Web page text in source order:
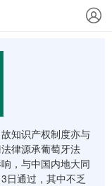
知识产权制度亦与
律源承葡萄牙法
，与中国内地大同
日通过，其中不乏